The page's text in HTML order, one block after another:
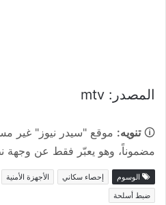
المصدر: mtv
🛈تنويه: موقع "سيدر نيوز" غير
مضموناً، وهو يعبّر فقط عن وجهة
الوسوم إحصاء سكاني الأجهزة الأمنية
ضبط أسلحة